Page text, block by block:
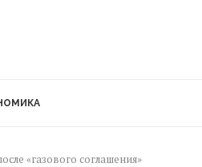
«газового соглашения»